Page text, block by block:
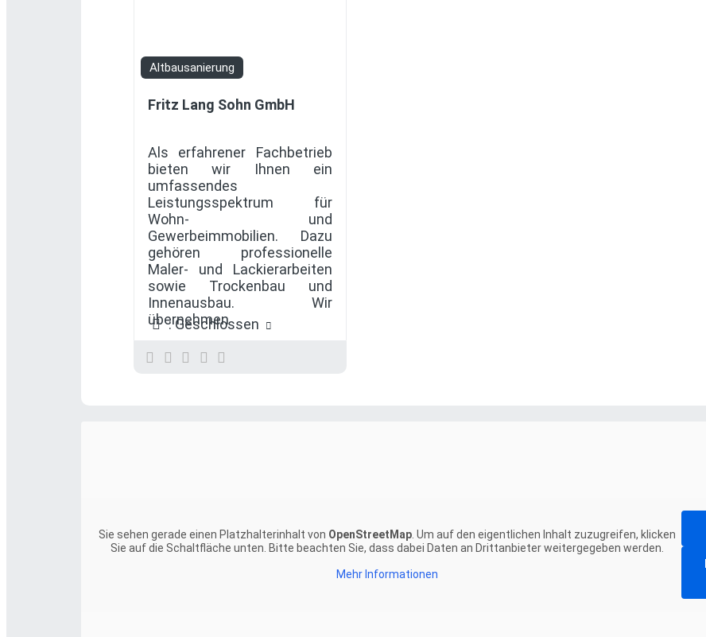
Altbausanierung
Fritz Lang Sohn GmbH
Als erfahrener Fachbetrieb
bieten wir Ihnen ein
umfassendes
Leistungsspektrum für
Wohn- und
Gewerbeimmobilien. Dazu
gehören professionelle
Maler- und Lackierarbeiten
sowie Trockenbau und
Innenausbau. Wir
übernehmen
:Geschlossen
Sie sehen gerade einen Platzhalterinhalt von OpenStreetMap . Um auf den eigentlichen Inhalt zuzugreifen, klicken
Sie auf die Schaltfläche unten. Bitte beachten Sie, dass dabei Daten an Drittanbieter weitergegeben werden.
Mehr Informationen